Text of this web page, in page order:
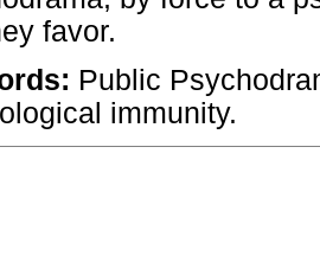
favor.
Public
immunity.